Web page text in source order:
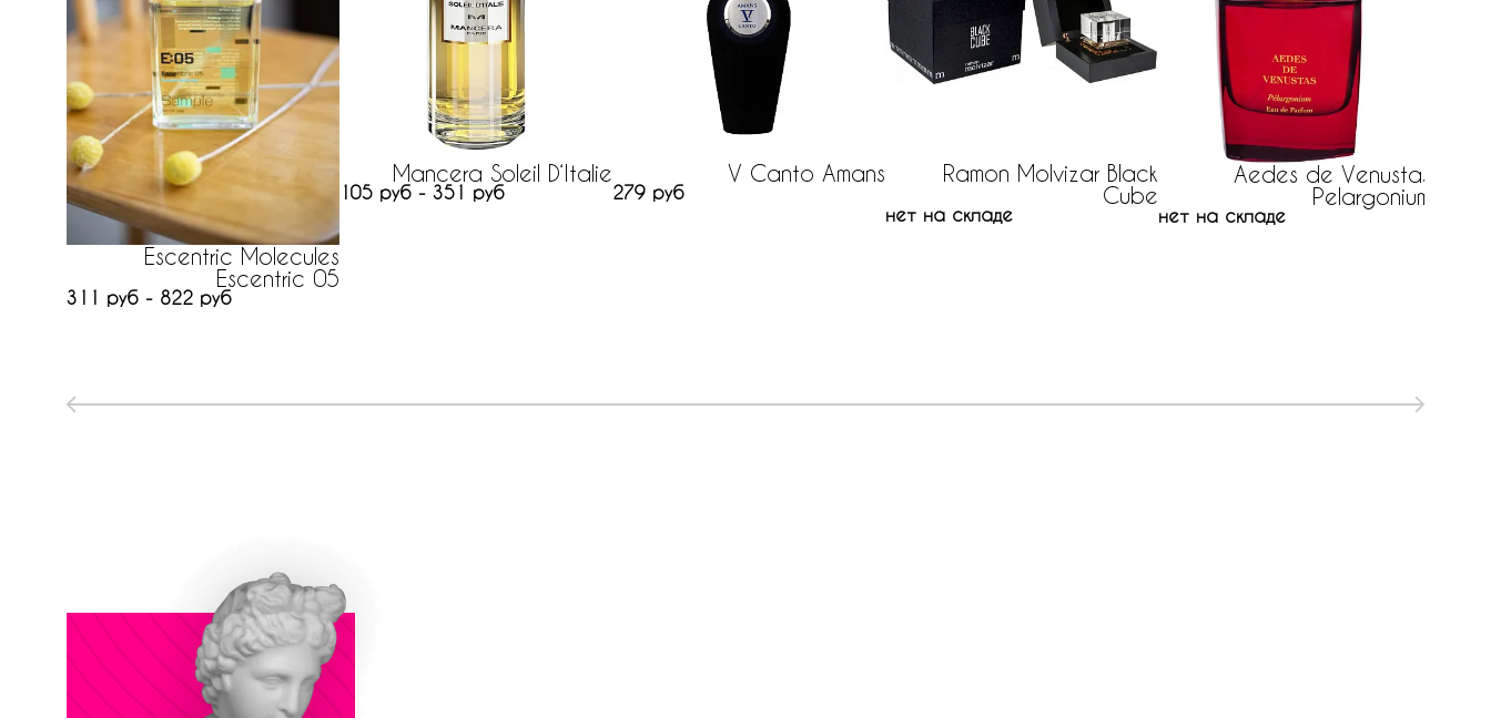
Escentric Molecules
Escentric 05
311 руб - 822 руб
Mancera Soleil D‘Italie
105 руб - 351 руб
V Canto Amans
279 руб
Ramon Molvizar Black
Cube
нет на складе
Aedes de Venustas
Pelargonium
нет на складе